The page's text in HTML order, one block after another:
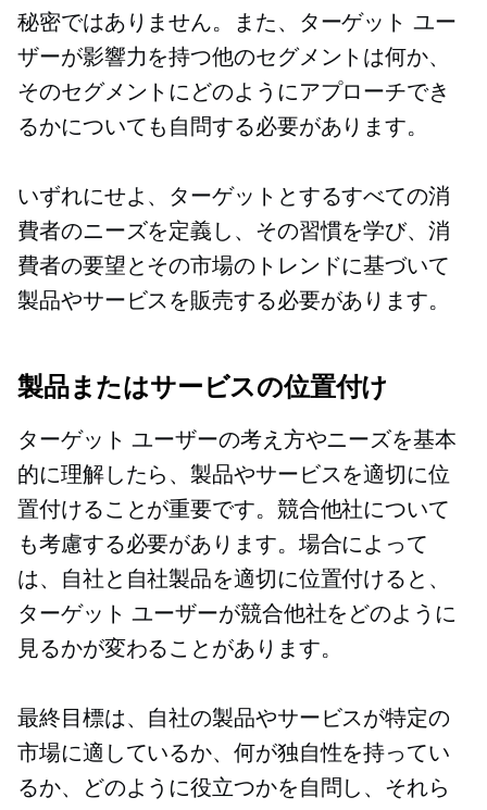
秘密ではありません。また、ターゲット ユー
ザーが影響力を持つ他のセグメントは何か、
そのセグメントにどのようにアプローチでき
るかについても自問する必要があります。
いずれにせよ、ターゲットとするすべての消
費者のニーズを定義し、その習慣を学び、消
費者の要望とその市場のトレンドに基づいて
製品やサービスを販売する必要があります。
製品またはサービスの位置付け
ターゲット ユーザーの考え方やニーズを基本
的に理解したら、製品やサービスを適切に位
置付けることが重要です。競合他社について
も考慮する必要があります。場合によって
は、自社と自社製品を適切に位置付けると、
ターゲット ユーザーが競合他社をどのように
見るかが変わることがあります。
最終目標は、自社の製品やサービスが特定の
市場に適しているか、何が独自性を持ってい
るか、どのように役立つかを自問し、それら